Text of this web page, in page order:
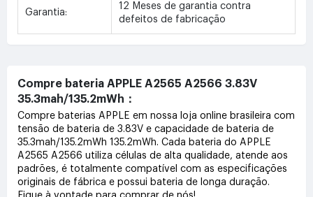
Garantia:
12 Meses de garantia contra
defeitos de fabricação
Compre bateria APPLE A2565 A2566 3.83V
35.3mah/135.2mWh：
Compre baterias APPLE em nossa loja online brasileira com
tensão de bateria de 3.83V e capacidade de bateria de
35.3mah/135.2mWh 135.2mWh. Cada bateria do APPLE
A2565 A2566 utiliza células de alta qualidade, atende aos
padrões, é totalmente compatível com as especificações
originais de fábrica e possui bateria de longa duração.